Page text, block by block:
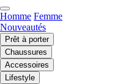
Homme Femme
Nouveautés
Prêt à porter
Chaussures
Accessoires
Lifestyle